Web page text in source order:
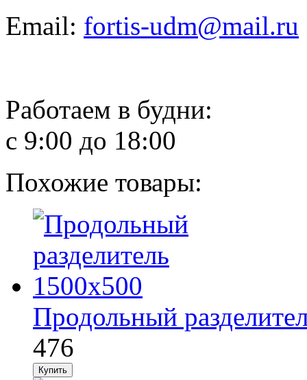
Email: fortis-udm@mail.ru
Работаем в будни:
с 9:00 до 18:00
Похожие товары:
Продольный
476